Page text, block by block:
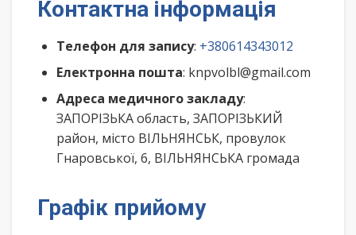
Контактна інформація
Телефон для запису: +380614343012
Електронна пошта: knpvolbl@gmail.com
Адреса медичного закладу:
ЗАПОРІЗЬКА область, ЗАПОРІЗЬКИЙ
район, місто ВІЛЬНЯНСЬК, провулок
Гнаровської, 6, ВІЛЬНЯНСЬКА громада
Графік прийому